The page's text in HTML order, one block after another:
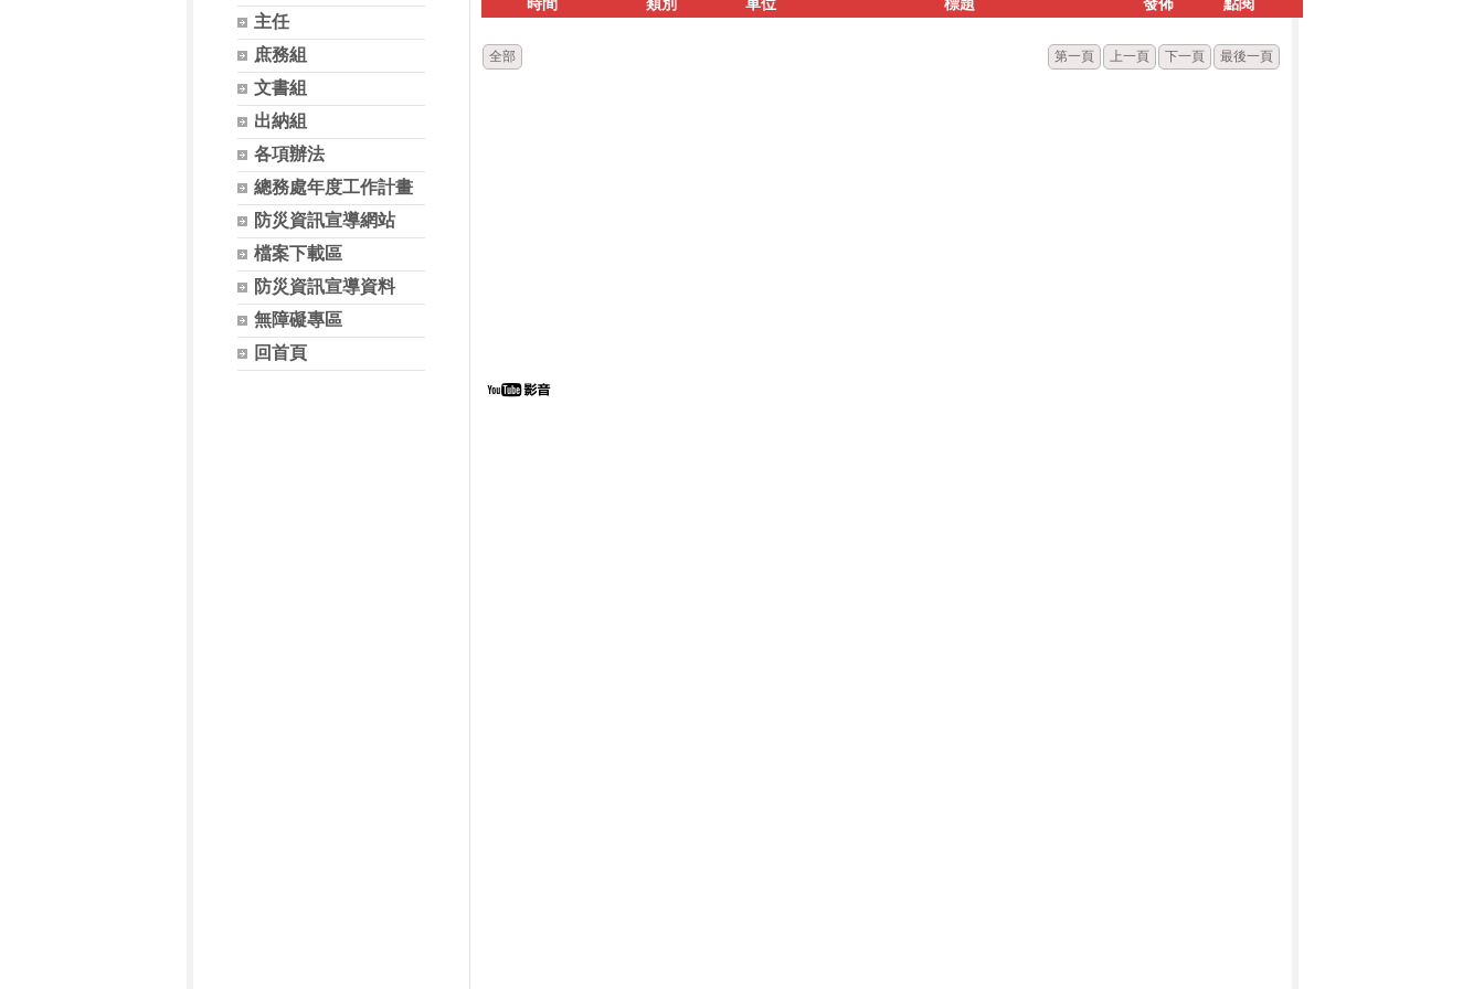
主任
庶務組
文書組
出納組
各項辦法
總務處年度工作計畫
防災資訊宣導網站
檔案下載區
防災資訊宣導資料
無障礙專區
回首頁
全部 第一頁 上一頁 下一頁 最後一頁